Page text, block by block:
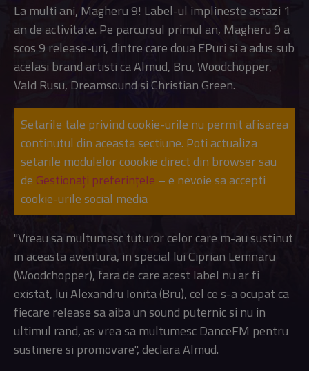
La multi ani, Magheru 9! Label-ul implineste astazi 1
an de activitate. Pe parcursul primul an, Magheru 9 a
scos 9 release-uri, dintre care doua EPuri si a adus sub
acelasi brand artisti ca Almud, Bru, Woodchopper,
Vald Rusu, Dreamsound si Christian Green.
Setarile tale privind cookie-urile nu permit afisarea
continutul din aceasta sectiune. Poti actualiza
setarile modulelor coookie direct din browser sau
de Gestionați preferințele – e nevoie sa accepti
cookie-urile social media
"Vreau sa multumesc tuturor celor care m-au sustinut
in aceasta aventura, in special lui Ciprian Lemnaru
(Woodchopper), fara de care acest label nu ar fi
existat, lui Alexandru Ionita (Bru), cel ce s-a ocupat ca
fiecare release sa aiba un sound puternic si nu in
ultimul rand, as vrea sa multumesc DanceFM pentru
sustinere si promovare", declara Almud.